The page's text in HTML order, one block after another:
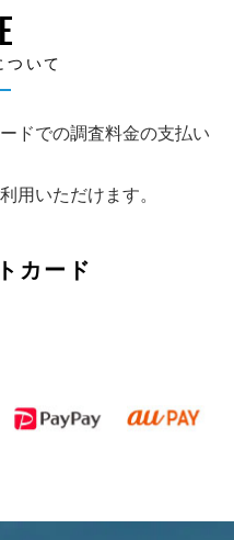
ついて
ドでの調査料金の支払い
用いただけます。
カード